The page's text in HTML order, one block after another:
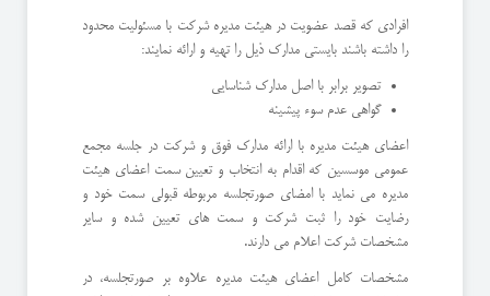
افرادی که قصد عضویت در هیئت مدیره شرکت با مسئولیت محدود
را داشته باشند بایستی مدارک ذیل را تهیه و ارائه نمایند:
تصویر برابر با اصل مدارک شناسایی
گواهی عدم سوء پیشینه
اعضای هیئت مدیره با ارائه مدارک فوق و شرکت در جلسه مجمع
عمومی موسسین که اقدام به انتخاب و تعیین سمت اعضای هیئت
مدیره می نماید با امضای صورتجلسه مربوطه قبولی سمت خود و
رضایت خود را ثبت شرکت و سمت های تعیین شده و سایر
مشخصات شرکت اعلام می دارند.
مشخصات کامل اعضای هیئت مدیره علاوه بر صورتجلسه، در